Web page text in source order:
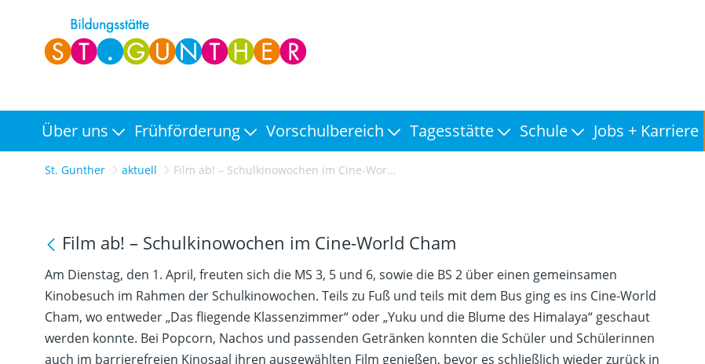
Über uns Frühförderung Vorschulbereich Tagesstätte Schule Jobs + Karriere
St. Gunther aktuell Film ab! – Schulkinowochen im Cine-World Cham
Film ab! – Schulkinowochen im Cine-World Cham
Am Dienstag, den 1. April, freuten sich die MS 3, 5 und 6, sowie die BS 2 über einen gemeinsamen
Kinobesuch im Rahmen der Schulkinowochen. Teils zu Fuß und teils mit dem Bus ging es ins Cine-World
Cham, wo entweder „Das fliegende Klassenzimmer“ oder „Yuku und die Blume des Himalaya“ geschaut
werden konnte. Bei Popcorn, Nachos und passenden Getränken konnten die Schüler und Schülerinnen
auch im barrierefreien Kinosaal ihren ausgewählten Film genießen, bevor es schließlich wieder zurück in